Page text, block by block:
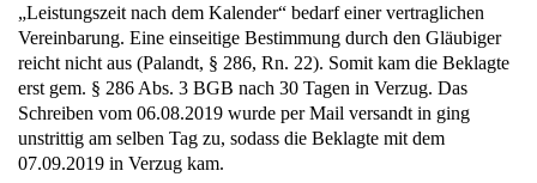
„Leistungszeit nach dem Kalender“ bedarf einer vertraglichen
Vereinbarung. Eine einseitige Bestimmung durch den Gläubiger
reicht nicht aus (Palandt, § 286, Rn. 22). Somit kam die Beklagte
erst gem. § 286 Abs. 3 BGB nach 30 Tagen in Verzug. Das
Schreiben vom 06.08.2019 wurde per Mail versandt in ging
unstrittig am selben Tag zu, sodass die Beklagte mit dem
07.09.2019 in Verzug kam.